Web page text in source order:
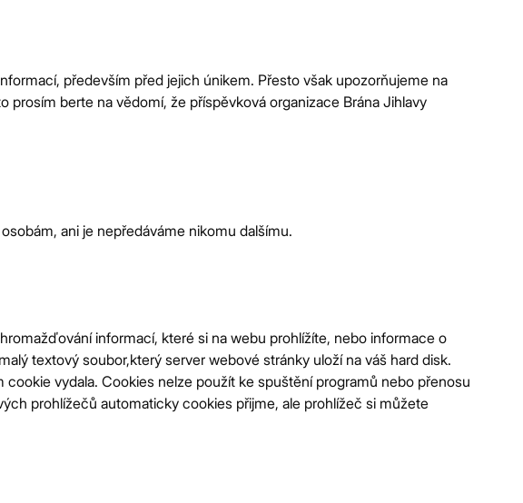
především před jejich únikem. Přesto však upozorňujeme na
berte na vědomí, že příspěvková organizace Brána Jihlavy
ani je nepředáváme nikomu dalšímu​.
informací, které si na webu prohlížíte, nebo informace o
textový soubor,který server webové stránky uloží na váš hard disk.
vydala. Cookies nelze použít ke spuštění programů nebo přenosu
prohlížečů automaticky cookies přijme, ale prohlížeč si můžete